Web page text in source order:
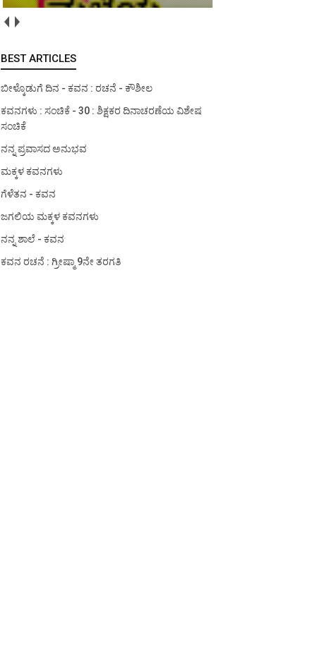
BEST ARTICLES
ಬೀಳ್ಕೊಡುಗೆ ದಿನ - ಕವನ : ರಚನೆ - ಕೌಶೀಲ
ಕವನಗಳು : ಸಂಚಿಕೆ - 30 : ಶಿಕ್ಷಕರ ದಿನಾಚರಣೆಯ ವಿಶೇಷ
ಸಂಚಿಕೆ
ನನ್ನ ಪ್ರವಾಸದ ಅನುಭವ
ಮಕ್ಕಳ ಕವನಗಳು
ಗೆಳೆತನ - ಕವನ
ಜಗಲಿಯ ಮಕ್ಕಳ ಕವನಗಳು
ನನ್ನ ಶಾಲೆ - ಕವನ
ಕವನ ರಚನೆ : ಗ್ರೀಷ್ಮಾ 9ನೇ ತರಗತಿ